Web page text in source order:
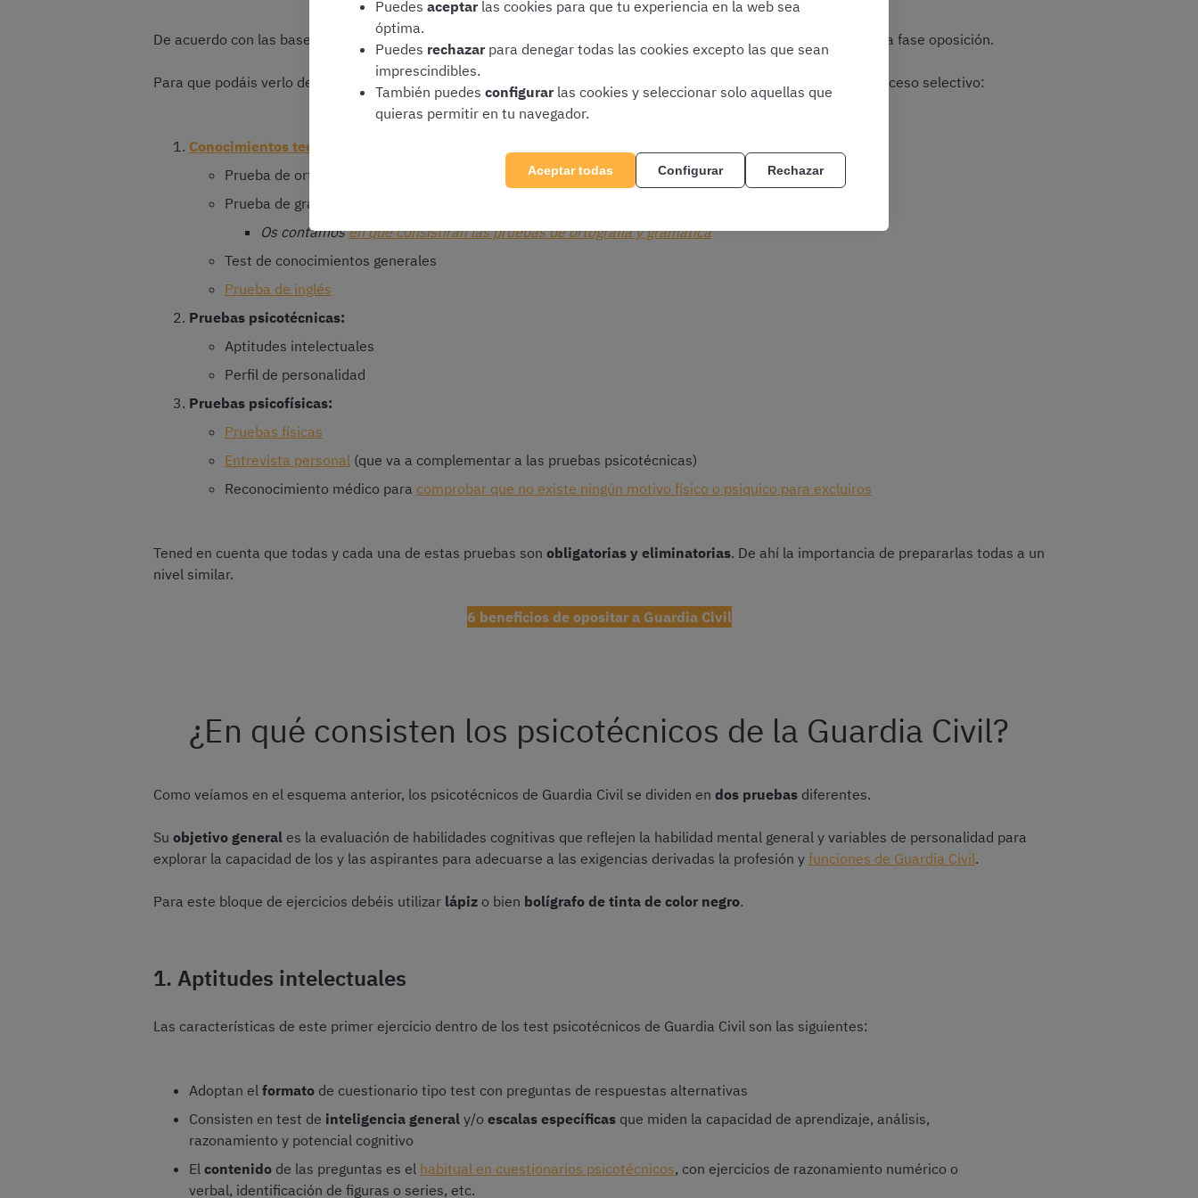
De acuerdo con las bases más recientes, el test psicotécnico de la Guardia Civil conforma lasegunda prueba de la fase oposición.
Para que podáis verlo de una forma más esquemática, os mostramos la estructura completa de dicha fase del proceso selectivo:
Conocimientos teórico-prácticos
Prueba de ortografía
Prueba de gramática
Os contamosen qué consistirán las pruebas de ortografía y gramática
Test de conocimientos generales
Prueba de inglés
Pruebas psicotécnicas:
Aptitudes intelectuales
Perfil de personalidad
Pruebas psicofísicas:
Pruebas físicas
Entrevista personal (que va a complementar a las pruebas psicotécnicas)
Reconocimiento médico para comprobar que no existe ningún motivo físico o psíquico para excluiros
Tened en cuenta que todas y cada una de estas pruebas son obligatorias y eliminatorias. De ahí la importancia de prepararlas todas a un
nivel similar.
6 beneficios de opositar a Guardia Civil
¿En qué consisten los psicotécnicos de la Guardia Civil?
Como veíamos en el esquema anterior, los psicotécnicos de Guardia Civil se dividen en dos pruebas diferentes.
Su objetivo general es la evaluación de habilidades cognitivas que reflejen la habilidad mental general y variables de personalidad para
explorar la capacidad de los y las aspirantes para adecuarse a las exigencias derivadas la profesión y funciones de Guardia Civil.
Para este bloque de ejercicios debéis utilizar lápiz o bien bolígrafo de tinta de color negro.
1. Aptitudes intelectuales
Las características de este primer ejercicio dentro de los test psicotécnicos de Guardia Civil son las siguientes:
Adoptan el formato de cuestionario tipo test con preguntas de respuestas alternativas
Consisten en test de inteligencia general y/o escalas específicas que miden la capacidad de aprendizaje, análisis,
razonamiento y potencial cognitivo
El contenido de las preguntas es el habitual en cuestionarios psicotécnicos, con ejercicios de razonamiento numérico o
verbal, identificación de figuras o series, etc.
Puedes aceptar las cookies para que tu experiencia en la web sea
óptima.
Puedes rechazar para denegar todas las cookies excepto las que sean
imprescindibles.
También puedes configurar las cookies y seleccionar solo aquellas que
quieras permitir en tu navegador.
Aceptar todas Configurar Rechazar